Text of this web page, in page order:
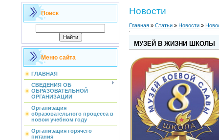
Поиск
Меню сайта
ГЛАВНАЯ
СВЕДЕНИЯ ОБ
ОБРАЗОВАТЕЛЬНОЙ
ОРГАНИЗАЦИИ
Организация
образовательного процесса в
новом учебном году
Организация горячего
питания
Новости
Главная » Статьи » Новости »
МУЗЕЙ В ЖИЗНИ ШКОЛЫ